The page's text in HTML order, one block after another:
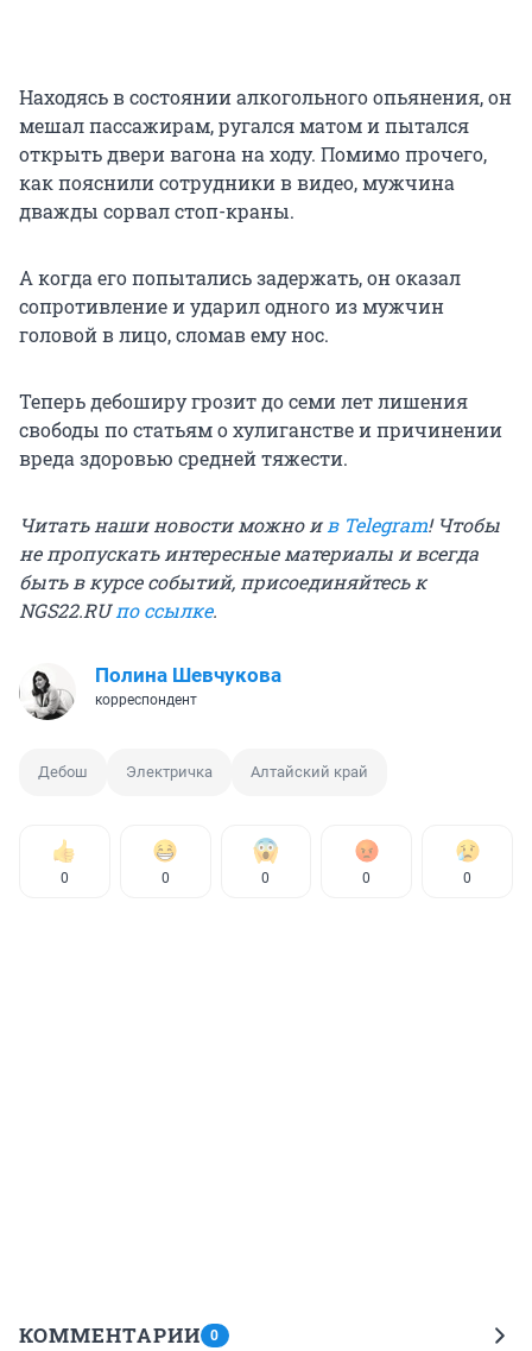
Находясь в состоянии алкогольного опьянения, он
мешал пассажирам, ругался матом и пытался
открыть двери вагона на ходу. Помимо прочего,
как пояснили сотрудники в видео, мужчина
дважды сорвал стоп-краны.
А когда его попытались задержать, он оказал
сопротивление и ударил одного из мужчин
головой в лицо, сломав ему нос.
Теперь дебоширу грозит до семи лет лишения
свободы по статьям о хулиганстве и причинении
вреда здоровью средней тяжести.
Читать наши новости можно ив Telegram! Чтобы
не пропускать интересные материалы и всегда
быть в курсе событий, присоединяйтесь к
NGS22.RUпо ссылке.
Полина Шевчукова
корреспондент
Дебош Электричка Алтайский край
0 0 0 0 0
КОММЕНТАРИИ 0